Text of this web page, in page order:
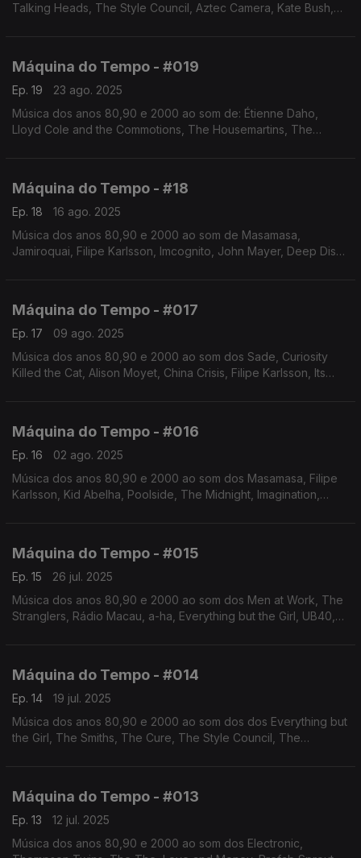
Talking Heads, The Style Council, Aztec Camera, Kate Bush,
Máquina do Tempo - #019
Ep. 19
23 ago. 2025
Música dos anos 80,90 e 2000 ao som de: Étienne Daho,
Lloyd Cole and the Commotions, The Housemartins, The
Máquina do Tempo - #18
Ep. 18
16 ago. 2025
Música dos anos 80,90 e 2000 ao som de Masamasa,
Jamiroquai, Filipe Karlsson, Imcognito, John Mayer, Deep Dish,
Máquina do Tempo - #017
Ep. 17
09 ago. 2025
Música dos anos 80,90 e 2000 ao som dos Sade, Curiosity
Killed the Cat, Alison Moyet, China Crisis, Filipe Karlsson, Its
Máquina do Tempo - #016
Ep. 16
02 ago. 2025
Música dos anos 80,90 e 2000 ao som dos Masamasa, Filipe
Karlsson, Kid Abelha, Poolside, The Midnight, Imagination,
Máquina do Tempo - #015
Ep. 15
26 jul. 2025
Música dos anos 80,90 e 2000 ao som dos Men at Work, The
Stranglers, Rádio Macau, a-ha, Everything but the Girl, UB40,
Máquina do Tempo - #014
Ep. 14
19 jul. 2025
Música dos anos 80,90 e 2000 ao som dos dos Everything but
the Girl, The Smiths, The Cure, The Style Council, The
Máquina do Tempo - #013
Ep. 13
12 jul. 2025
Música dos anos 80,90 e 2000 ao som dos Electronic,